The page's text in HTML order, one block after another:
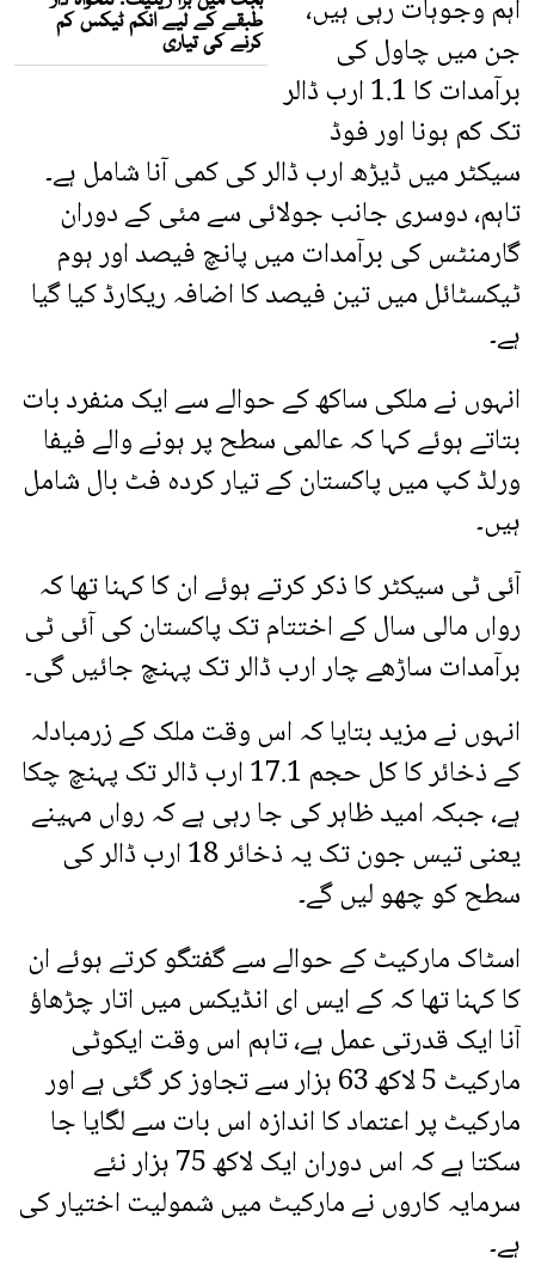
اہم وجوہات رہی ہیں،
جن میں چاول کی
برآمدات کا 1.1 ارب ڈالر
تک کم ہونا اور فوڈ
سیکٹر میں ڈیڑھ ارب ڈالر کی کمی آنا شامل ہے۔
تاہم، دوسری جانب جولائی سے مئی کے دوران
گارمنٹس کی برآمدات میں پانچ فیصد اور ہوم
ٹیکسٹائل میں تین فیصد کا اضافہ ریکارڈ کیا گیا
ہے۔
انہوں نے ملکی ساکھ کے حوالے سے ایک منفرد بات
بتاتے ہوئے کہا کہ عالمی سطح پر ہونے والے فیفا
ورلڈ کپ میں پاکستان کے تیار کردہ فٹ بال شامل
ہیں۔
آئی ٹی سیکٹر کا ذکر کرتے ہوئے ان کا کہنا تھا کہ
رواں مالی سال کے اختتام تک پاکستان کی آئی ٹی
برآمدات ساڑھے چار ارب ڈالر تک پہنچ جائیں گی۔
انہوں نے مزید بتایا کہ اس وقت ملک کے زرمبادلہ
کے ذخائر کا کل حجم 17.1 ارب ڈالر تک پہنچ چکا
ہے، جبکہ امید ظاہر کی جا رہی ہے کہ رواں مہینے
یعنی تیس جون تک یہ ذخائر 18 ارب ڈالر کی
سطح کو چھو لیں گے۔
اسٹاک مارکیٹ کے حوالے سے گفتگو کرتے ہوئے ان
کا کہنا تھا کہ کے ایس ای انڈیکس میں اتار چڑھاؤ
آنا ایک قدرتی عمل ہے، تاہم اس وقت ایکوٹی
مارکیٹ 5 لاکھ 63 ہزار سے تجاوز کر گئی ہے اور
مارکیٹ پر اعتماد کا اندازہ اس بات سے لگایا جا
سکتا ہے کہ اس دوران ایک لاکھ 75 ہزار نئے
سرمایہ کاروں نے مارکیٹ میں شمولیت اختیار کی
ہے۔